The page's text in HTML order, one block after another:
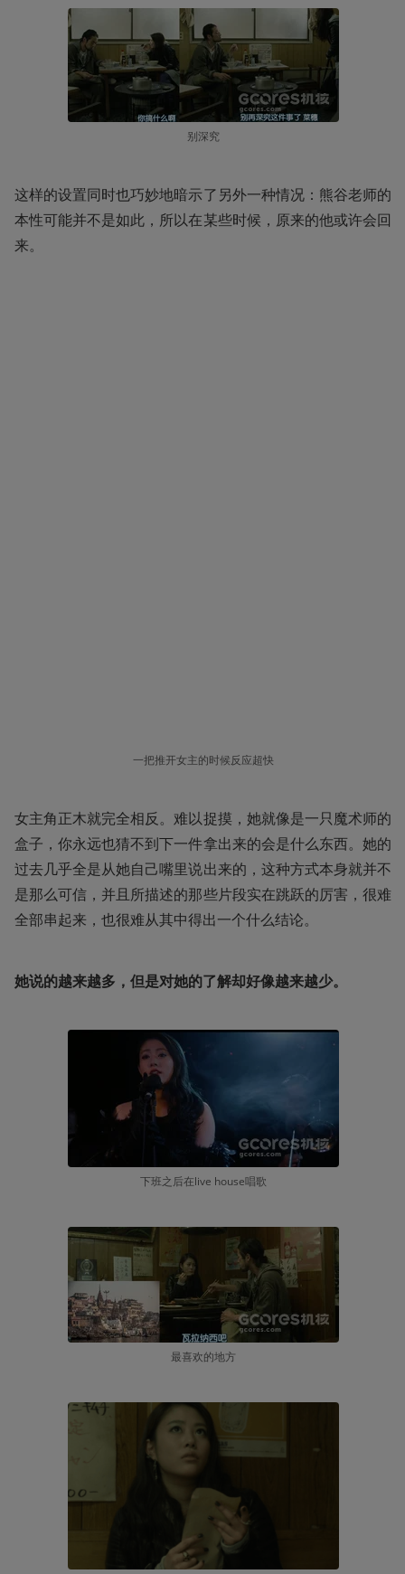
别深究
这样的设置同时也巧妙地暗示了另外一种情况：熊谷老师的
本性可能并不是如此，所以在某些时候，原来的他或许会回
来。
一把推开女主的时候反应超快
女主角正木就完全相反。难以捉摸，她就像是一只魔术师的
盒子，你永远也猜不到下一件拿出来的会是什么东西。她的
过去几乎全是从她自己嘴里说出来的，这种方式本身就并不
是那么可信，并且所描述的那些片段实在跳跃的厉害，很难
全部串起来，也很难从其中得出一个什么结论。
她说的越来越多，但是对她的了解却好像越来越少。
下班之后在live house唱歌
最喜欢的地方